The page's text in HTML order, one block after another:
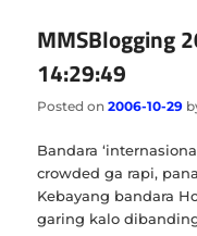
MMSBlogging
14:29:49
Posted on2006-10-29
Bandara
crowded ga rapi,
Kebayang bandara
garing kalo